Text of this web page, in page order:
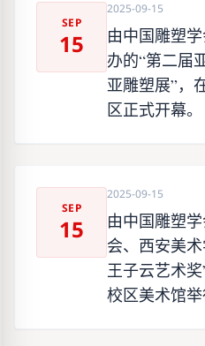
SEP
15
2025-09-15
由中国雕塑
办的“第二届
亚雕塑展”，
区正式开幕。
SEP
15
2025-09-15
由中国雕塑
会、西安美
王子云艺术
校区美术馆举